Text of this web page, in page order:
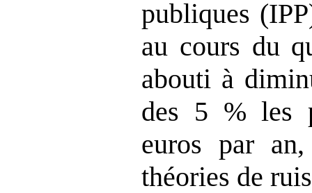
publiques
au cours du
abouti à
des 5 % les
euros par
théories de